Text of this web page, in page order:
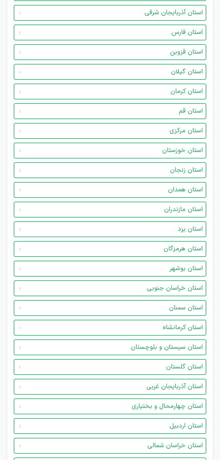
استان آذربایجان شرقی
استان فارس
استان قزوین
استان گیلان
استان کرمان
استان قم
استان مرکزی
استان خوزستان
استان زنجان
استان همدان
استان مازندران
استان یزد
استان هرمزگان
استان بوشهر
استان خراسان جنوبی
استان سمنان
استان کرمانشاه
استان سیستان و بلوچستان
استان گلستان
استان آذربایجان غربی
استان چهارمحال و بختیاری
استان اردبیل
استان خراسان شمالی